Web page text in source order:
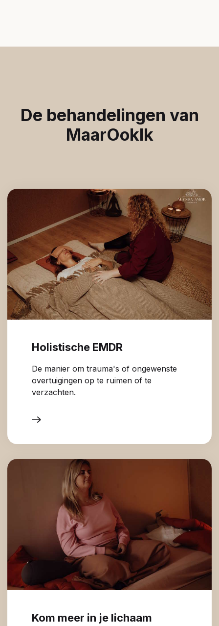
De behandelingen van
MaarOokIk
Holistische EMDR
De manier om trauma's of ongewenste
overtuigingen op te ruimen of te
verzachten.
Kom meer in je lichaam